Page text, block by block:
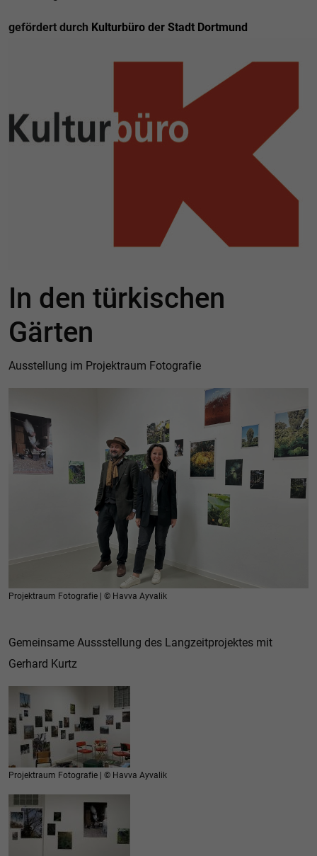
gefördert durch Kulturbüro der Stadt Dortmund
In den türkischen
Gärten
Ausstellung im Projektraum Fotografie
Projektraum Fotografie | © Havva Ayvalik
Gemeinsame Aussstellung des Langzeitprojektes mit
Gerhard Kurtz
Projektraum Fotografie | © Havva Ayvalik